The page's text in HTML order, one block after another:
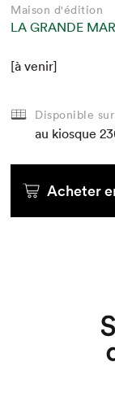
Maison d'édition
LA GRANDE
[à venir]
Disponible
au kiosque
Acheter